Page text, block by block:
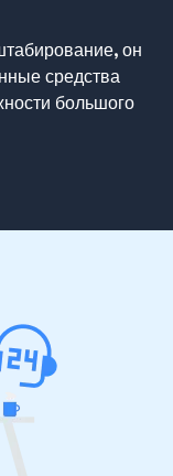
он
средства
большого